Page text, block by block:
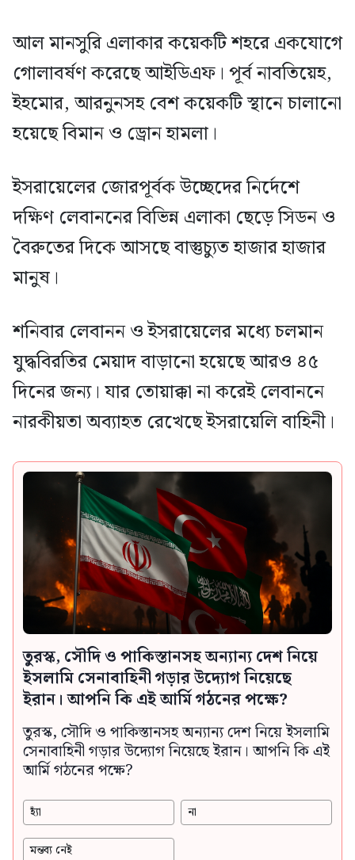
আল মানসুরি এলাকার কয়েকটি শহরে একযোগে
গোলাবর্ষণ করেছে আইডিএফ। পূর্ব নাবতিয়েহ,
ইহমোর, আরনুনসহ বেশ কয়েকটি স্থানে চালানো
হয়েছে বিমান ও ড্রোন হামলা।
ইসরায়েলের জোরপূর্বক উচ্ছেদের নির্দেশে
দক্ষিণ লেবাননের বিভিন্ন এলাকা ছেড়ে সিডন ও
বৈরুতের দিকে আসছে বাস্তুচ্যুত হাজার হাজার
মানুষ।
শনিবার লেবানন ও ইসরায়েলের মধ্যে চলমান
যুদ্ধবিরতির মেয়াদ বাড়ানো হয়েছে আরও ৪৫
দিনের জন্য। যার তোয়াক্কা না করেই লেবাননে
নারকীয়তা অব্যাহত রেখেছে ইসরায়েলি বাহিনী।
তুরস্ক, সৌদি ও পাকিস্তানসহ অন্যান্য দেশ নিয়ে
ইসলামি সেনাবাহিনী গড়ার উদ্যোগ নিয়েছে
ইরান। আপনি কি এই আর্মি গঠনের পক্ষে?
তুরস্ক, সৌদি ও পাকিস্তানসহ অন্যান্য দেশ নিয়ে ইসলামি
সেনাবাহিনী গড়ার উদ্যোগ নিয়েছে ইরান। আপনি কি এই
আর্মি গঠনের পক্ষে?
হ্যাঁ না
মন্তব্য নেই